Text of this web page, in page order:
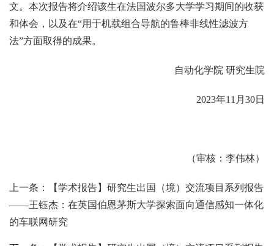
文。本次报告将介绍该生在法国波尔多大学学习期间的收获
和体会，以及在“用于机载组合导航的鲁棒非线性滤波方
法”方面取得的成果。
自动化学院 研究生院
2023年11月30日
（审核：李伟林）
上一条：【学术报告】研究生出国（境）交流项目系列报告
——王钰杰：在英国伯恩茅斯大学探索面向通信感知一体化
的车联网研究